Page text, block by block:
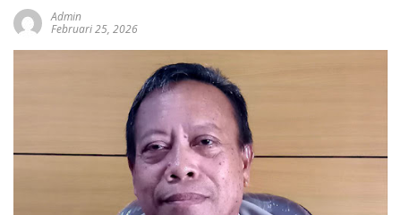
Admin
Februari 25, 2026